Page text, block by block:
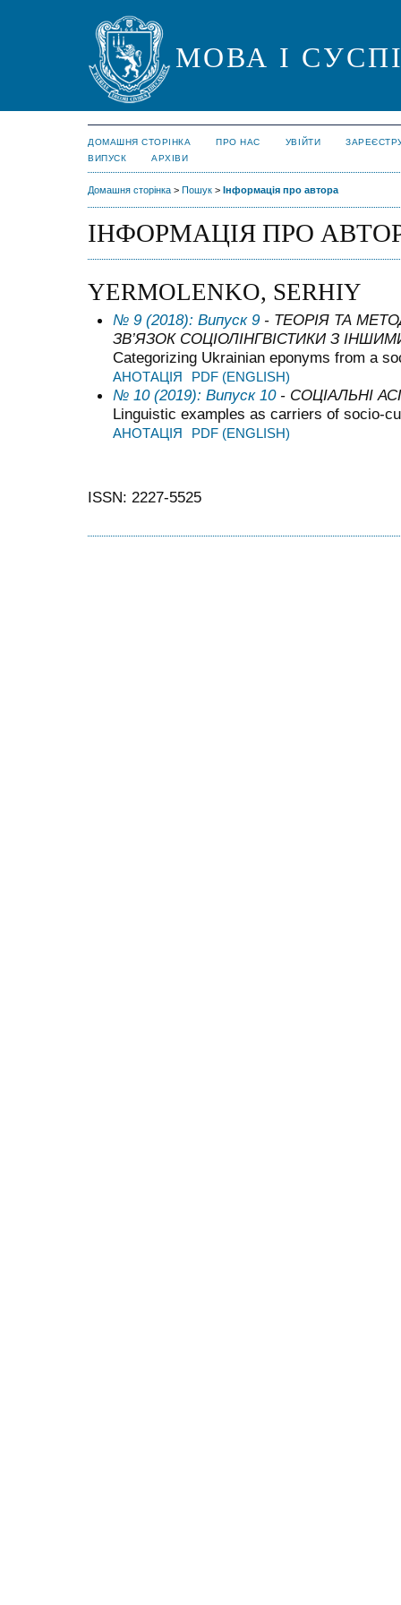
МОВА І
ДОМАШНЯ СТОРІНКА ПРО НАС УВІЙТИ
ВИПУСК
АРХІВИ
Домашня сторінка > Пошук > Інформація про автора
ІНФОРМАЦІЯ ПРО
YERMOLENKO, SERHIY
№ 9 (2018): Випуск 9 - ТЕОРІЯ ТА
ЗВ’ЯЗОК СОЦІОЛІНГВІСТИКИ З
Categorizing Ukrainian eponyms from a
АНОТАЦІЯ PDF (ENGLISH)
№ 10 (2019): Випуск 10- СОЦІАЛЬНІ
Linguistic examples as carriers of socio-
АНОТАЦІЯ PDF (ENGLISH)
ISSN: 2227-5525